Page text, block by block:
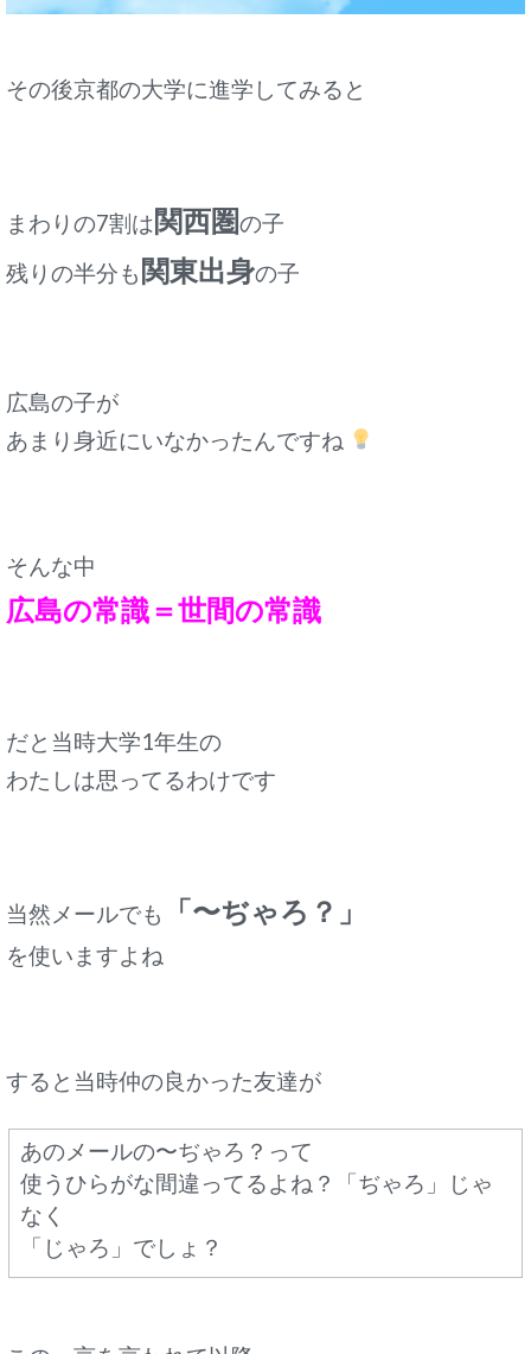
その後京都の大学に進学してみると
まわりの7割は関西圏の子
残りの半分も関東出身の子
広島の子が
あまり身近にいなかったんですね
そんな中
広島の常識＝世間の常識
だと当時大学1年生の
わたしは思ってるわけです
当然メールでも 「〜ぢゃろ？」
を使いますよね
すると当時仲の良かった友達が
あのメールの〜ぢゃろ？って
使うひらがな間違ってるよね？
「ぢゃろ」じゃ
なく
「じゃろ」でしょ？